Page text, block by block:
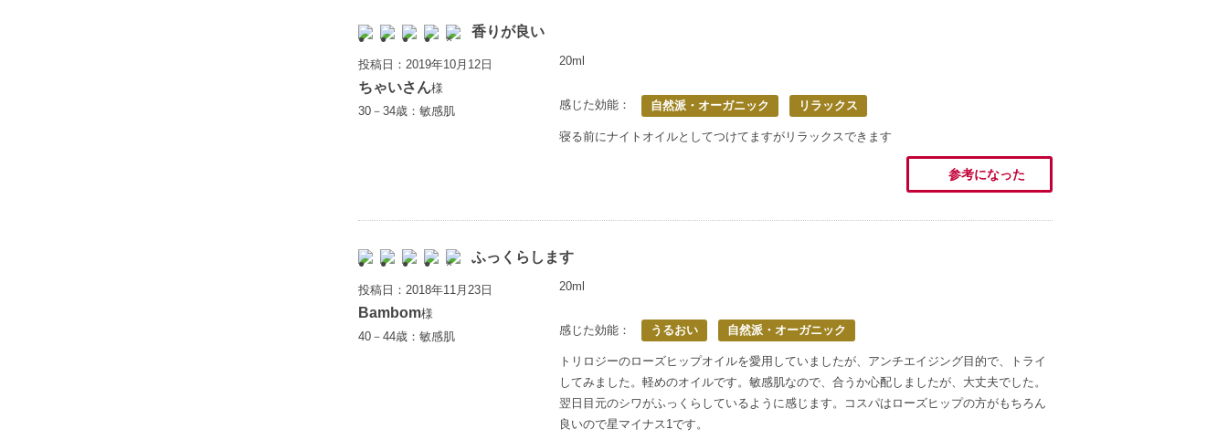
香りが良い
投稿日：2019年10月12日
ちゃいさん様
30－34歳：敏感肌
20ml
感じた効能： 自然派・オーガニック リラックス
寝る前にナイトオイルとしてつけてますがリラックスできます
参考になった
ふっくらします
投稿日：2018年11月23日
Bambom様
40－44歳：敏感肌
20ml
感じた効能： うるおい 自然派・オーガニック
トリロジーのローズヒップオイルを愛用していましたが、アンチエイジング目的で、トライ
してみました。軽めのオイルです。敏感肌なので、合うか心配しましたが、大丈夫でした。
翌日目元のシワがふっくらしているように感じます。コスパはローズヒップの方がもちろん
良いので星マイナス1です。